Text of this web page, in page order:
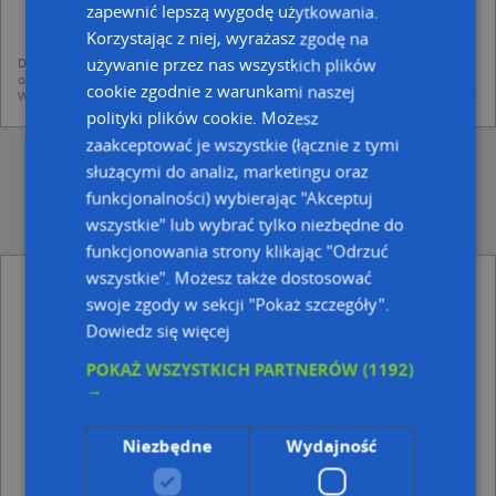
udostępniania danych o firmach partnerom biznesowym operatora (art.
6 ust. 1 lit. f RODO)
Dane pochodzą z publicznych baz CEIDG, GUS, REGON, z firmowych stron www
oraz od podmiotów zewnętrznych.
Więcej informacji dot. RODO:http://regulamin.automapa.pl/odo_przetwarzanie/
Kormedic - inne Przemysł, Firmy w pobliżu
Komornik Sądowy przy Sądzie Rejonowym w Gliwicach
Michał Turczyk, ul. Wielopolska 23, 39-200 Dębica
Firma Handlowo Usługowa, Pana Tadeusza 8, 39-200
Usługowe, Robotnicza 1b, 39-200 Dębica
Adresy w pobliżu
zapewnić lepszą wygodę użytkowania.
Korzystając z niej, wyrażasz zgodę na
używanie przez nas wszystkich plików
cookie zgodnie z warunkami naszej
polityki plików cookie. Możesz
zaakceptować je wszystkie (łącznie z tymi
służącymi do analiz, marketingu oraz
funkcjonalności) wybierając "Akceptuj
wszystkie" lub wybrać tylko niezbędne do
funkcjonowania strony klikając "Odrzuć
wszystkie". Możesz także dostosować
swoje zgody w sekcji "Pokaż szczegóły".
Dowiedz się więcej
POKAŻ WSZYSTKICH PARTNERÓW(1192)
→
Niezbędne Wydajność